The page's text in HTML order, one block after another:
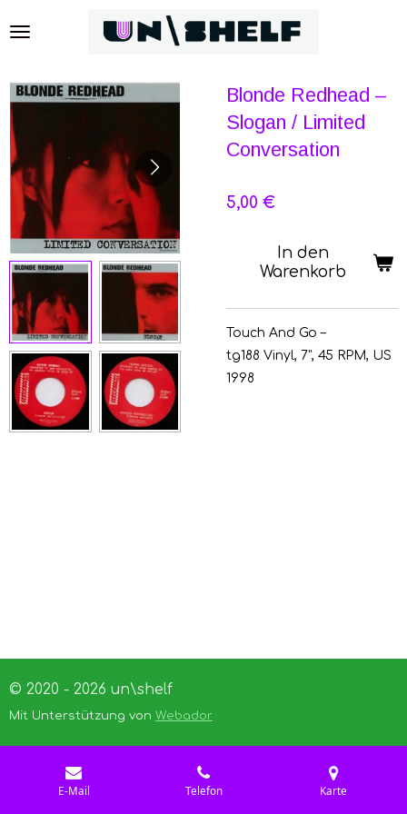
Hauptinhalt
Blonde Redhead –
Slogan / Limited
Conversation
5,00 €
In den
Warenkorb
Touch And Go –
tg188 Vinyl, 7", 45 RPM, US
1998
© 2020 - 2026 un\shelf
Mit Unterstützung von Webador
E-Mail Telefon Karte